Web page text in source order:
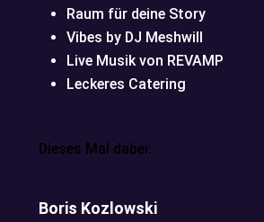
Raum für deine Story
Vibes by DJ Meshwill
Live Musik von REVAMP
Leckeres Catering
Dieses Mal dabei:
Boris Kozlowski